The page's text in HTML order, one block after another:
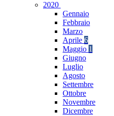
2020
Gennaio
Febbraio
Marzo
Aprile 6
Maggio 1
Giugno
Luglio
Agosto
Settembre
Ottobre
Novembre
Dicembre